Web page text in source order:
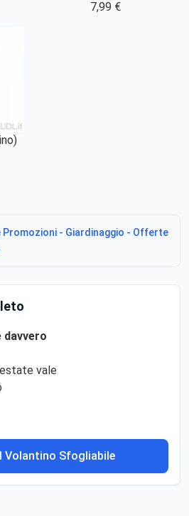
7,99 €
Promozioni - Giardinaggio - Offerte
davvero
Volantino Sfogliabile